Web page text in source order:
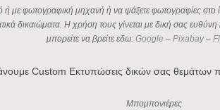
ή με φωτογραφική μηχανή ή να ψάξετε φωτογραφίες
δικαιώματα. Η χρήση τους γίνεται με δική σας
μπορείτε να βρείτε εδω: Google – Pixabay–
Custom Εκτυπώσεις δικών σας θεμάτων
Μπομπονιέρες